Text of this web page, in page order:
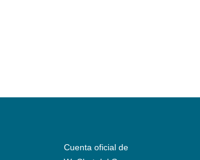
Cuenta oficial de